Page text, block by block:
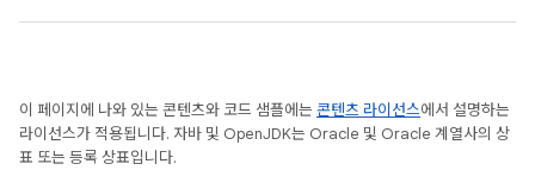
이 페이지에 나와 있는 콘텐츠와 코드 샘플에는 콘텐츠 라이선스에서 설명하는
라이선스가 적용됩니다. 자바 및 OpenJDK는 Oracle 및 Oracle 계열사의 상
표 또는 등록 상표입니다.